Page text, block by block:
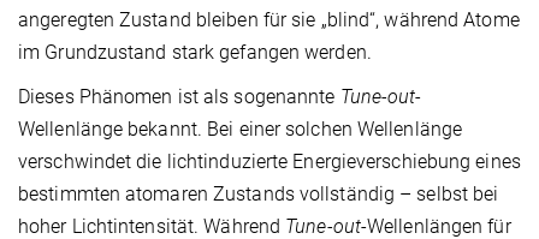
angeregten Zustand bleiben für sie „blind“, während Atome
im Grundzustand stark gefangen werden.
Dieses Phänomen ist als sogenannte Tune-out-
Wellenlänge bekannt. Bei einer solchen Wellenlänge
verschwindet die lichtinduzierte Energieverschiebung eines
bestimmten atomaren Zustands vollständig – selbst bei
hoher Lichtintensität. Während Tune-out-Wellenlängen für